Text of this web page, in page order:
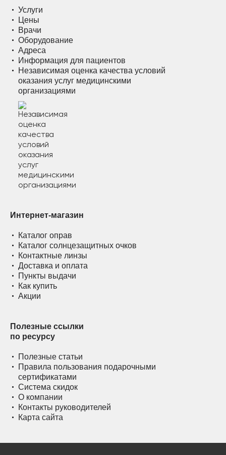
Услуги
Цены
Врачи
Оборудование
Адреса
Информация для пациентов
Независимая оценка качества условий
оказания услуг медицинскими
организациями
Интернет-магазин
Каталог оправ
Каталог солнцезащитных очков
Контактные линзы
Доставка и оплата
Пункты выдачи
Как купить
Акции
Полезные ссылки
по ресурсу
Полезные статьи
Правила пользования подарочными
сертификатами
Система скидок
О компании
Контакты руководителей
Карта сайта